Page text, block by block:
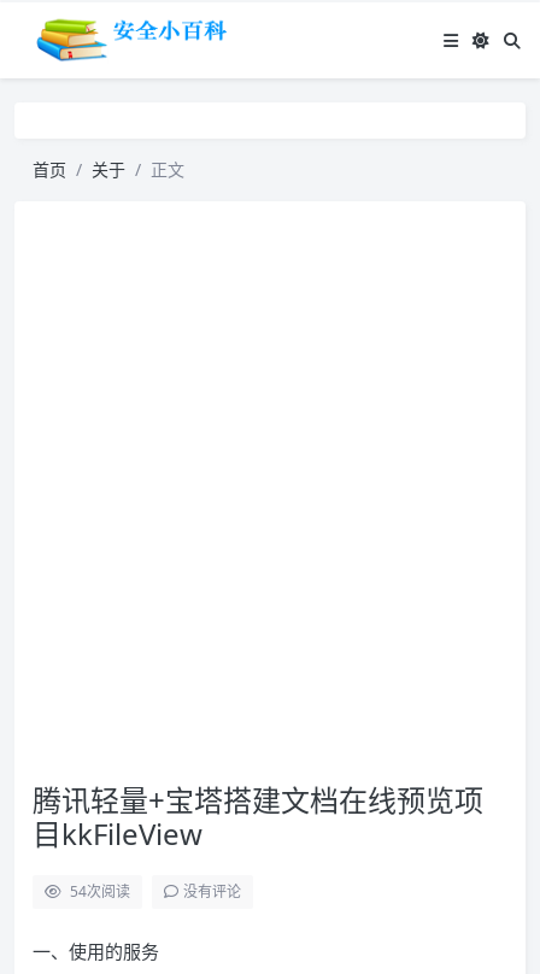
首页 关于 正文
腾讯轻量+宝塔搭建文档在线预览项
目kkFileView
54次阅读 没有评论
一、使用的服务